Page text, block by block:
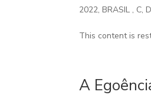
2022,BRASIL , C,D
This content is
A